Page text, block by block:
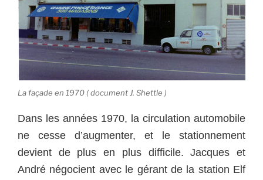
La façade en 1970 ( document J. Shettle )
Dans les années 1970, la circulation automobile
ne cesse d’augmenter, et le stationnement
devient de plus en plus difficile. Jacques et
André négocient avec le gérant de la station Elf